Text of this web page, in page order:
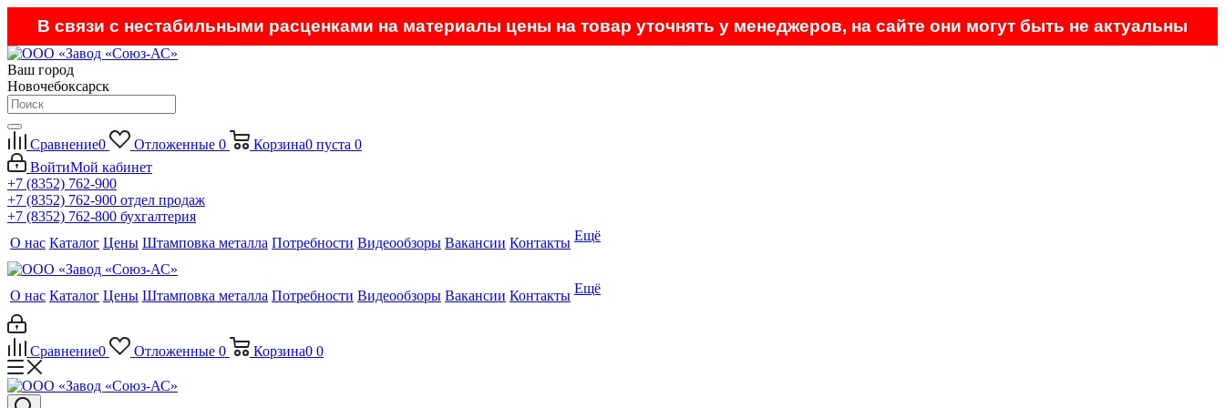
В связи с нестабильными расценками на материалы цены на товар уточнять у менеджеров, на сайте они могут быть не актуальны
Ваш город
Новочебоксарск
Сравнение0 Отложенные 0 Корзина0 пуста 0
ВойтиМой кабинет
+7 (8352) 762-900
+7 (8352) 762-900 отдел продаж
+7 (8352) 762-800 бухгалтерия
О нас Каталог Цены Штамповка металла Потребности Видеообзоры Вакансии Контакты Ещё
О нас Каталог Цены Штамповка металла Потребности Видеообзоры Вакансии Контакты Ещё
Сравнение0 Отложенные 0 Корзина0 0